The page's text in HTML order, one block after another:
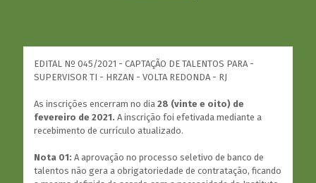
EDITAL Nº 045/2021 - CAPTAÇÃO DE TALENTOS PARA -
SUPERVISOR TI - HRZAN - VOLTA REDONDA - RJ
As inscrições encerram no dia 28 (vinte e oito) de
fevereiro de 2021. A inscrição foi efetivada mediante a
recebimento de currículo atualizado.
Nota 01: A aprovação no processo seletivo de banco de
talentos não gera a obrigatoriedade de contratação, ficando